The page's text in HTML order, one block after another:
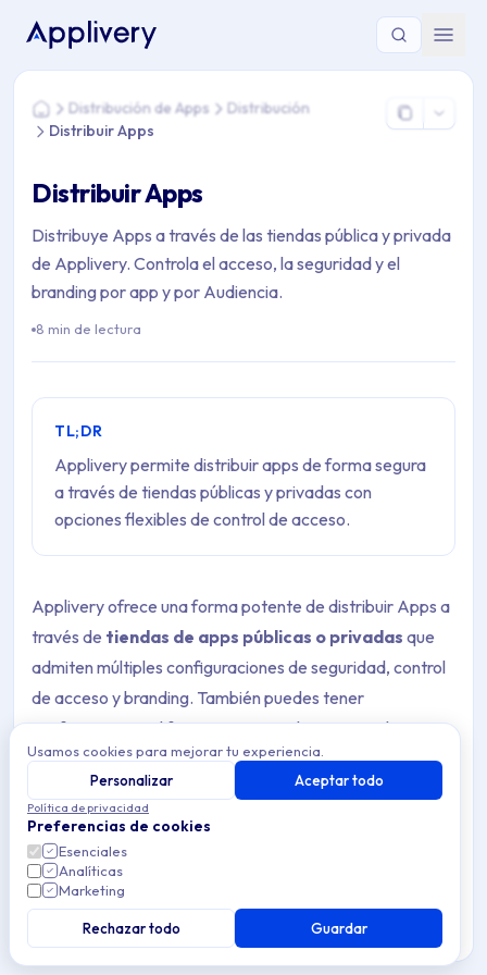
Estás aquí: Home > Distribución de Apps > Distribución >
HomeDistribución de Apps
Distribución
Distribuir Apps
Distribuir Apps
Distribuye Apps a través de las tiendas pública y privada
de Applivery. Controla el acceso, la seguridad y el
branding por app y por Audiencia.
8 min de lectura
TL;DR
Applivery permite distribuir apps de forma segura
a través de tiendas públicas y privadas con
opciones flexibles de control de acceso.
Applivery ofrece una forma potente de distribuir Apps a
través de tiendas de apps públicas o privadas que
admiten múltiples configuraciones de seguridad, control
de acceso y branding. También puedes tener
configuraciones diferentes para cada App y cada
Audiencia.
Tiendas de apps
Applivery admite tiendas de apps
Tiendas de apps públicas:
Usamos cookies para mejorar tu experiencia.
Personalizar
Aceptar todo
Política de privacidad
Preferencias de cookies
Esenciales
Analíticas
Marketing
Rechazar todo Guardar